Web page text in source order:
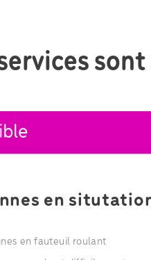
en
en fauteuil roulant